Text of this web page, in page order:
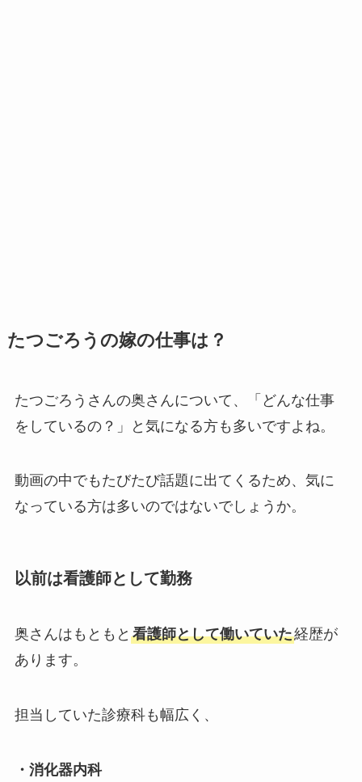
たつごろうの嫁の仕事は？
たつごろうさんの奥さんについて、「どんな仕事
をしているの？」と気になる方も多いですよね。
動画の中でもたびたび話題に出てくるため、気に
なっている方は多いのではないでしょうか。
以前は看護師として勤務
奥さんはもともと 看護師として働いていた経歴が
あります。
担当していた診療科も幅広く、
・消化器内科